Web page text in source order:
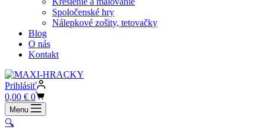
Spoločenské hry
Nálepkové zošity, tetovačky
Blog
O nás
Kontakt
Prihlásiť
Shopping
cart
0,00 € 0
Menu
🔍